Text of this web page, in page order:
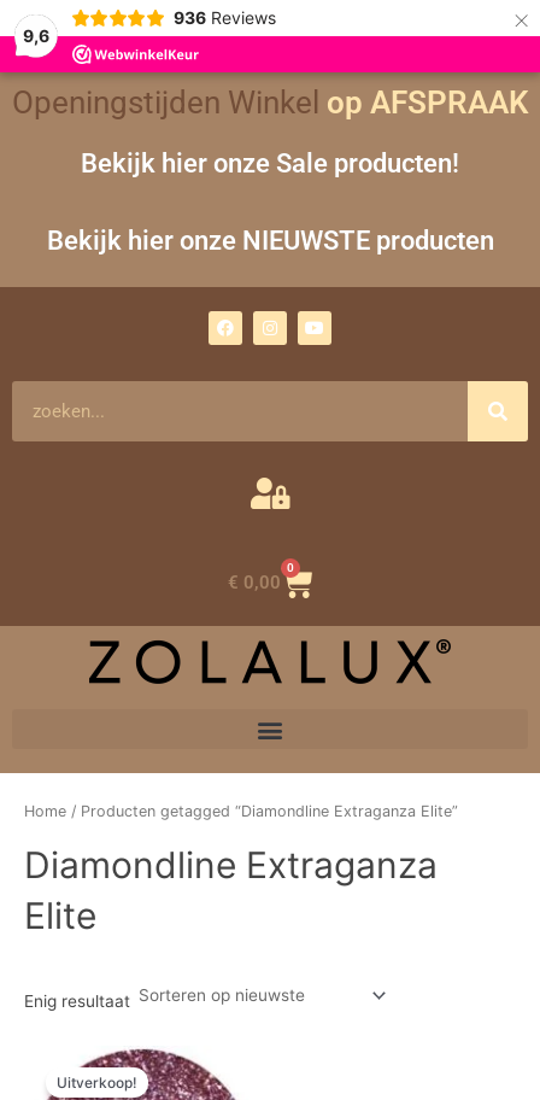
9,6
936 Reviews ×
Openingstijden Winkel op AFSPRAAK
Bekijk hier onze Sale producten!
Bekijk hier onze NIEUWSTE producten
a
c
n
s
m
o
u
€ 0,00
0
Winkelwagen
Home / Producten getagged “Diamondline Extraganza Elite”
Diamondline Extraganza
Elite
Enig resultaat
Uitverkoop!
Oorspronkelijke
prijs
was:
Huidige
prijs
is: